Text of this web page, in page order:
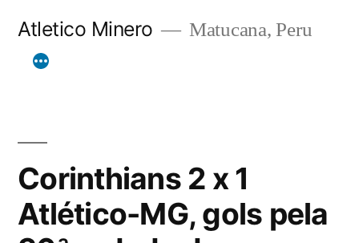
Atletico Minero Matucana, Peru
Corinthians 2 x 1
Atlético-MG, gols pela